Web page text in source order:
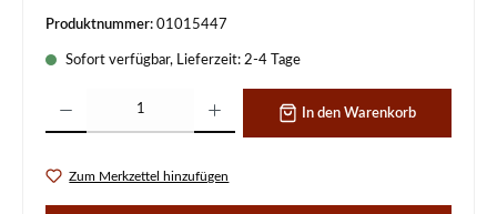
Produktnummer: 01015447
Sofort verfügbar, Lieferzeit: 2-4 Tage
In den Warenkorb
Zum Merkzettel hinzufügen